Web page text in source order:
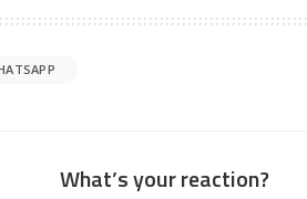
What’s your reaction?